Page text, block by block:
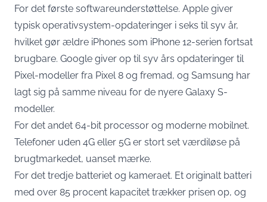
For det første softwareunderstøttelse. Apple giver
typisk operativsystem-opdateringer i seks til syv år,
hvilket gør ældre iPhones som iPhone 12-serien fortsat
brugbare. Google giver op til syv års opdateringer til
Pixel-modeller fra Pixel 8 og fremad, og Samsung har
lagt sig på samme niveau for de nyere Galaxy S-
modeller.
For det andet 64-bit processor og moderne mobilnet.
Telefoner uden 4G eller 5G er stort set værdiløse på
brugtmarkedet, uanset mærke.
For det tredje batteriet og kameraet. Et originalt batteri
med over 85 procent kapacitet trækker prisen op, og